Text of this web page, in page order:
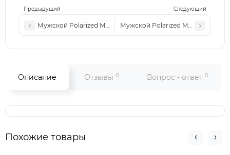
Предыдущий Следующий
Мужской Polarized MATLRXS PA1511 с4Мужской Polarized MATLRXS
Описание Отзывы 0 Вопрос - ответ 0
Похожие товары